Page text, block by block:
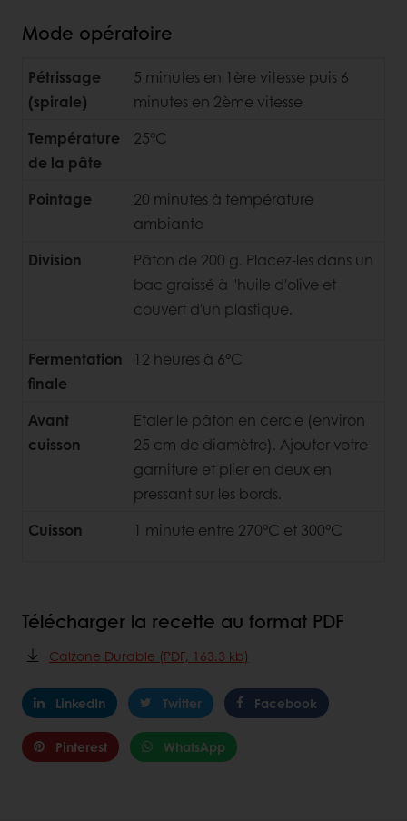
Mode opératoire
Pétrissage
(spirale)
5 minutes en 1ère vitesse puis 6
minutes en 2ème vitesse
Température
de la pâte
25°C
Pointage
20 minutes à température
ambiante
Division
Pâton de 200 g. Placez-les dans un
bac graissé à l'huile d'olive et
couvert d'un plastique.
Fermentation
finale
12 heures à 6°C
Avant
cuisson
Etaler le pâton en cercle (environ
25 cm de diamètre). Ajouter votre
garniture et plier en deux en
pressant sur les bords.
Cuisson
1 minute entre 270°C et 300°C
Télécharger la recette au format PDF
Calzone Durable (PDF, 163.3 kb)
LinkedIn Twitter Facebook
Pinterest WhatsApp